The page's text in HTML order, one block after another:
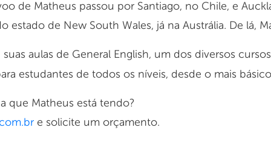
de Matheus passou por Santiago, no Chile, e
estado de New South Wales, já na Austrália. De lá,
aulas de General English, um dos diversos
estudantes de todos os níveis, desde o mais
que Matheus está tendo?
e solicite um orçamento.